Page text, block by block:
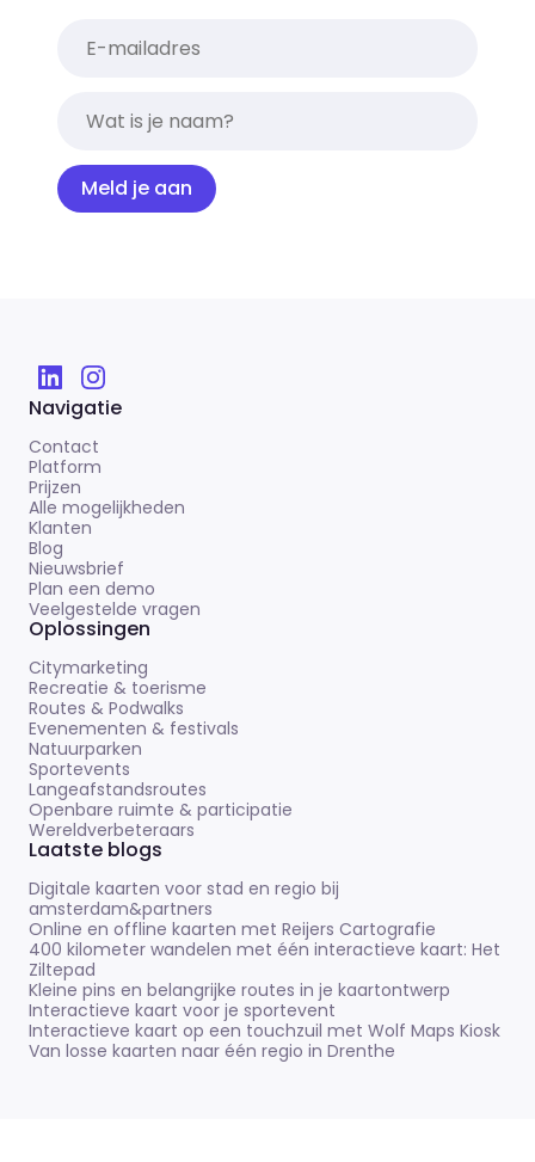
Meld je aan
Navigatie
Contact
Platform
Prijzen
Alle mogelijkheden
Klanten
Blog
Nieuwsbrief
Plan een demo
Veelgestelde vragen
Oplossingen
Citymarketing
Recreatie & toerisme
Routes & Podwalks
Evenementen & festivals
Natuurparken
Sportevents
Langeafstandsroutes
Openbare ruimte & participatie
Wereldverbeteraars
Laatste blogs
Digitale kaarten voor stad en regio bij
amsterdam&partners
Online en offline kaarten met Reijers Cartografie
400 kilometer wandelen met één interactieve kaart: Het
Ziltepad
Kleine pins en belangrijke routes in je kaartontwerp
Interactieve kaart voor je sportevent
Interactieve kaart op een touchzuil met Wolf Maps Kiosk
Van losse kaarten naar één regio in Drenthe